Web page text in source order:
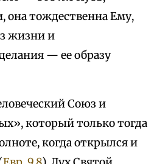
она тождественна Ему,
жизни и
— ее образу
Союз и
который только тогда
когда открылся и